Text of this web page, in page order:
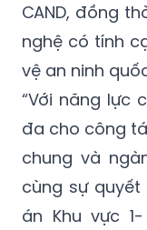
CAND, đồng
nghệ có tính
vệ an ninh
“Với năng lực
đa cho công
chung và
cùng sự quyết
án Khu vực